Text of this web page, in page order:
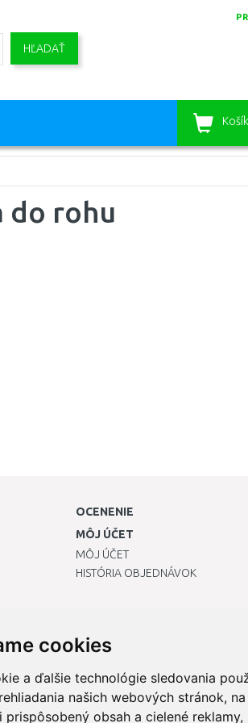
cookies
a ďalšie technológie sledovania
našich webových stránok,
prispôsobený obsah a cielené
HĽADAŤ
Košík
do rohu
OCENENIE
MÔJ ÚČET
MÔJ ÚČET
HISTÓRIA OBJEDNÁVOK